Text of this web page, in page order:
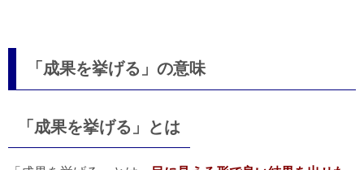
「成果を挙げる」の意味
「成果を挙げる」とは